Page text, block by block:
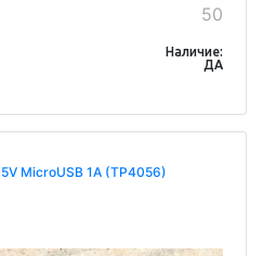
50
Наличие:
ДА
MicroUSB 1A (TP4056)